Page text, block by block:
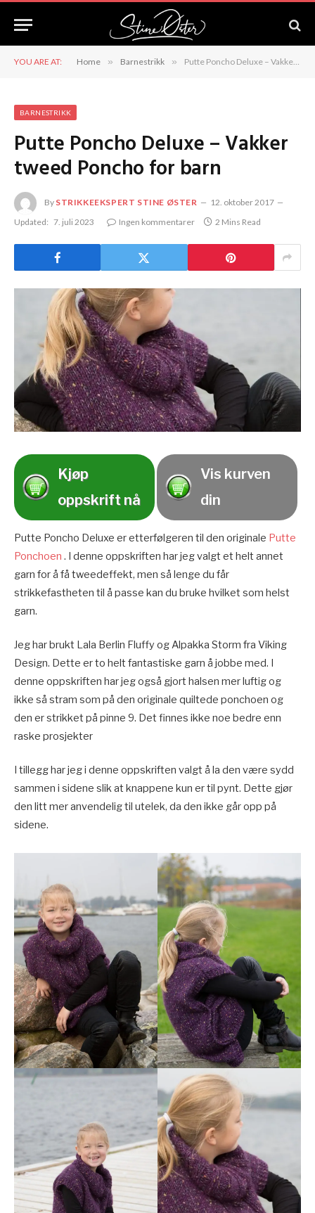
YOU ARE AT: Home » Barnestrikk » Putte Poncho Deluxe – Vakker tweed Poncho for barn
BARNESTRIKK
Putte Poncho Deluxe – Vakker
tweed Poncho for barn
By STRIKKEEKSPERT STINE ØSTER
12. oktober 2017
Updated: 7. juli 2023 Ingen kommentarer 2 Mins Read
Kjøp
oppskrift nå
Vis kurven
din
Putte Poncho Deluxe er etterfølgeren til den originale Putte
Ponchoen . I denne oppskriften har jeg valgt et helt annet
garn for å få tweedeffekt, men så lenge du får
strikkefastheten til å passe kan du bruke hvilket som helst
garn.
Jeg har brukt Lala Berlin Fluffy og Alpakka Storm fra Viking
Design. Dette er to helt fantastiske garn å jobbe med. I
denne oppskriften har jeg også gjort halsen mer luftig og
ikke så stram som på den originale quiltede ponchoen og
den er strikket på pinne 9. Det finnes ikke noe bedre enn
raske prosjekter
I tillegg har jeg i denne oppskriften valgt å la den være sydd
sammen i sidene slik at knappene kun er til pynt. Dette gjør
den litt mer anvendelig til utelek, da den ikke går opp på
sidene.